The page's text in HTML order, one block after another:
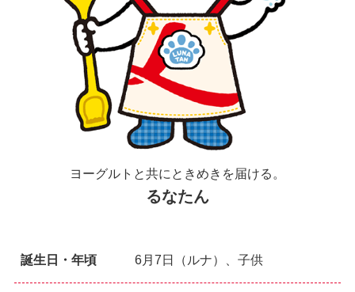
ヨーグルトと共にときめきを届ける。
るなたん
誕生日・年頃 6月7日（ルナ）、子供